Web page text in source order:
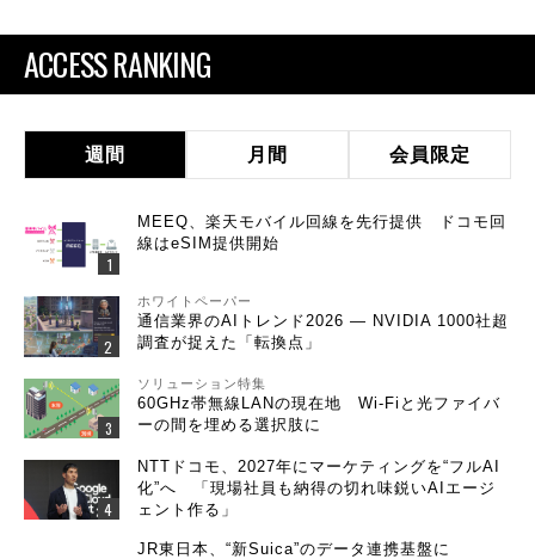
ACCESS RANKING
週間 月間 会員限定
MEEQ、楽天モバイル回線を先行提供 ドコモ回
線はeSIM提供開始
ホワイトペーパー
通信業界のAIトレンド2026 ― NVIDIA 1000社超
調査が捉えた「転換点」
ソリューション特集
60GHz帯無線LANの現在地 Wi-Fiと光ファイバ
ーの間を埋める選択肢に
NTTドコモ、2027年にマーケティングを“フルAI
化”へ 「現場社員も納得の切れ味鋭いAIエージ
ェント作る」
JR東日本、“新Suica”のデータ連携基盤に